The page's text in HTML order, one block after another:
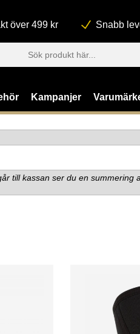
över 499 kr Snabb
Kampanjer
till kassan ser du en summering